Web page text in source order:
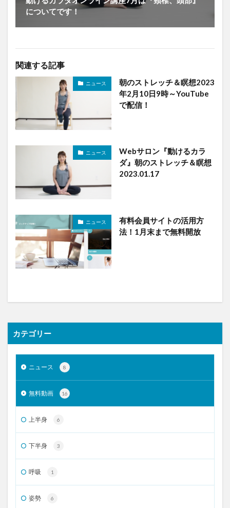
についてです！
関連する記事
ニュース
朝のストレッチ＆瞑想2023
年2月10日9時～YouTube
で配信！
ニュース
Webサロン『動けるカラ
ダ』朝のストレッチ＆瞑想
2023.01.17
ニュース
有料会員サイトの活用方
法！1月末まで無料開放
カテゴリー
ニュース 8
無料動画 16
上半身 6
下半身 3
呼吸 1
姿勢 6